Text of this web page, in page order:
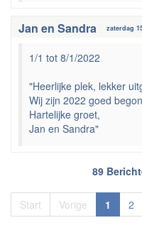
Jan en Sandra zaterdag
1/1 tot 8/1/2022
"Heerlijke plek, lekker
Wij zijn 2022 goed
Hartelijke groet,
Jan en Sandra"
89
Start Vorige 1 2